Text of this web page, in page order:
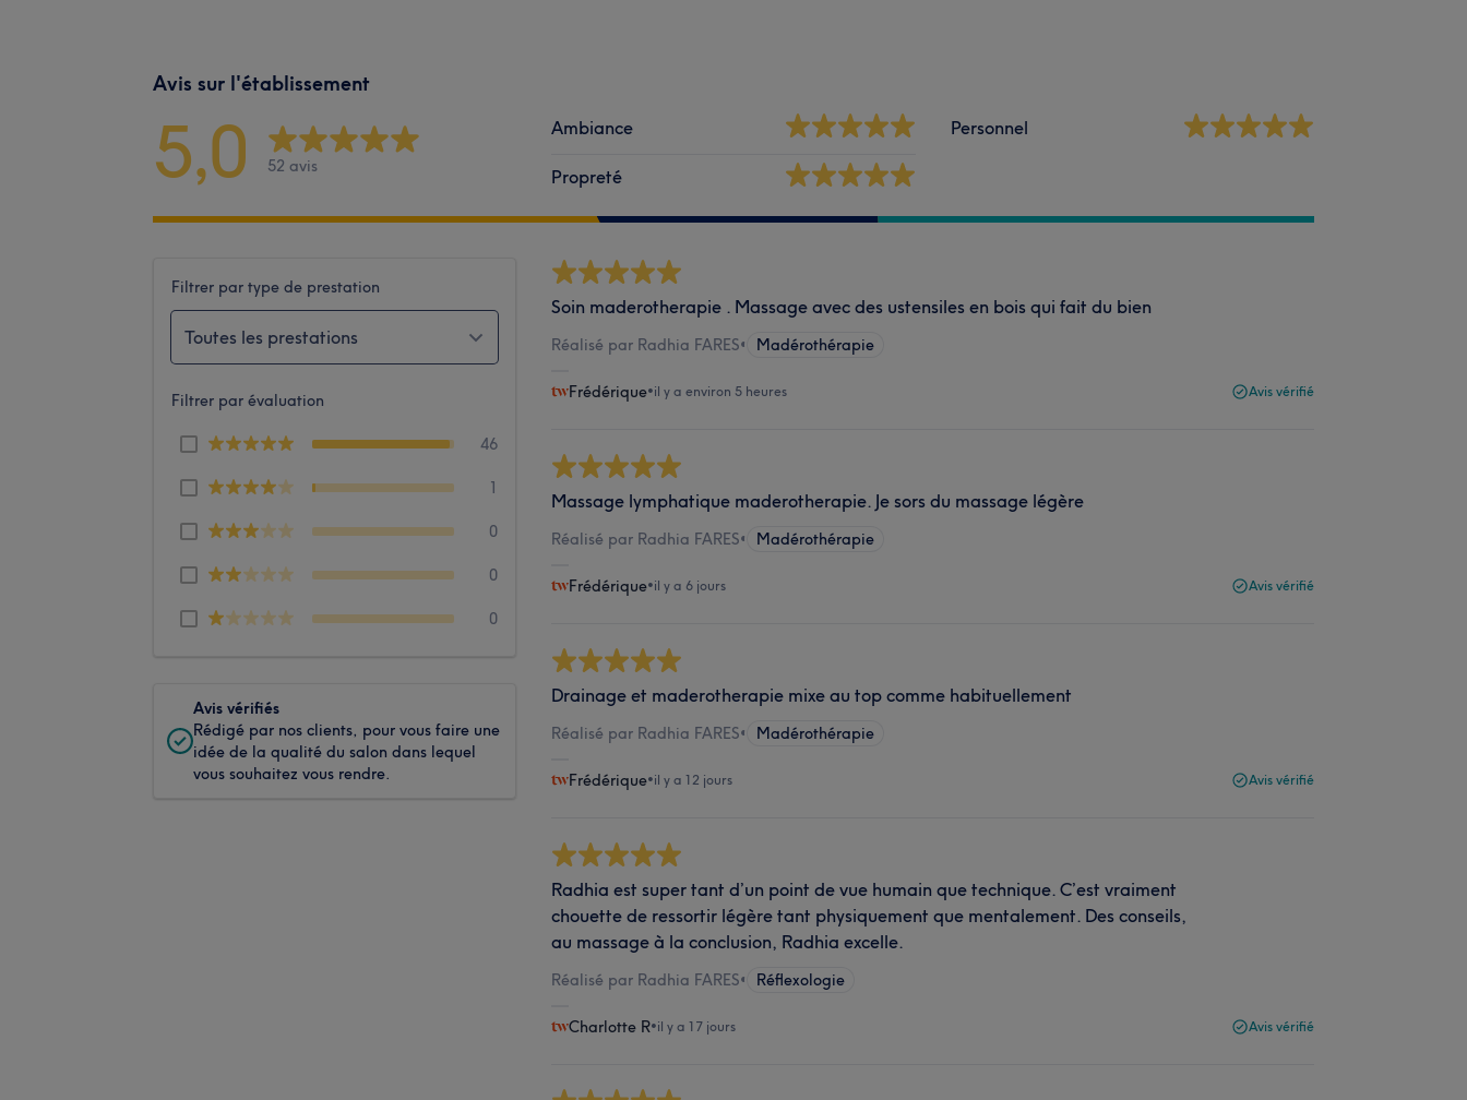
Avis sur l'établissement
5,0 52 avis
Ambiance
Propreté
Personnel
Filtrer par type de prestation
Toutes les prestations
Filtrer par évaluation
46
1
0
0
0
Avis vérifiés
Rédigé par nos clients, pour vous faire une
idée de la qualité du salon dans lequel
vous souhaitez vous rendre.
Soin maderotherapie . Massage avec des ustensiles en bois qui fait du bien
Réalisé par Radhia FARES• Madérothérapie
Frédérique•il y a environ 5 heures Avis vérifié
Massage lymphatique maderotherapie. Je sors du massage légère
Réalisé par Radhia FARES• Madérothérapie
Frédérique•il y a 6 jours Avis vérifié
Drainage et maderotherapie mixe au top comme habituellement
Réalisé par Radhia FARES• Madérothérapie
Frédérique•il y a 12 jours Avis vérifié
Radhia est super tant d’un point de vue humain que technique. C’est vraiment
chouette de ressortir légère tant physiquement que mentalement. Des conseils,
au massage à la conclusion, Radhia excelle.
Réalisé par Radhia FARES• Réflexologie
Charlotte R•il y a 17 jours Avis vérifié